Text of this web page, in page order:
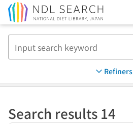
Refiners
Search results 14